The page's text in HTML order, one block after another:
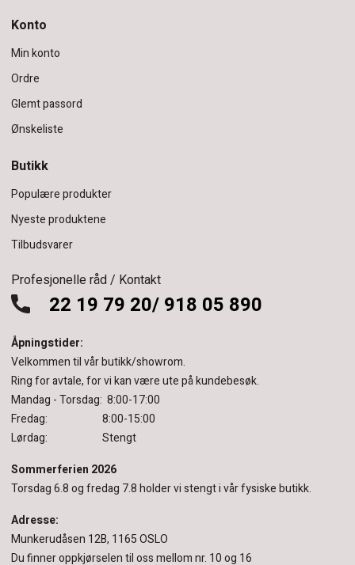
Konto
Min konto
Ordre
Glemt passord
Ønskeliste
Butikk
Populære produkter
Nyeste produktene
Tilbudsvarer
Profesjonelle råd / Kontakt
22 19 79 20/ 918 05 890
Åpningstider:
Velkommen til vår butikk/showrom.
Ring for avtale, for vi kan være ute på kundebesøk.
Mandag - Torsdag: 8:00-17:00
Fredag: 8:00-15:00
Lørdag: Stengt
Sommerferien 2026
Torsdag 6.8 og fredag 7.8 holder vi stengt i vår fysiske butikk.
Adresse:
Munkerudåsen 12B, 1165 OSLO
Du finner oppkjørselen til oss mellom nr. 10 og 16